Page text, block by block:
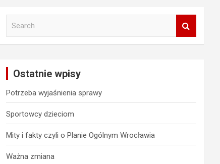
Ostatnie wpisy
Potrzeba wyjaśnienia sprawy
Sportowcy dzieciom
Mity i fakty czyli o Planie Ogólnym Wrocławia
Ważna zmiana